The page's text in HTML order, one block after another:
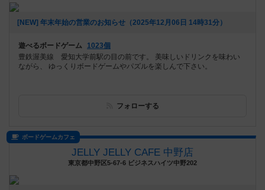
[NEW] 年末年始の営業のお知らせ（2025年12月06日 14時31分）
遊べるボードゲーム
1023個
豊鉄渥美線 愛知大学前駅の目の前です。 美味しいドリンクを味わい
ながら、 ゆっくりボードゲームやパズルを楽しんで下さい。
フォローする
ボードゲームカフェ
JELLY JELLY CAFE 中野店
東京都中野区5-67-6 ビジネスハイツ中野202